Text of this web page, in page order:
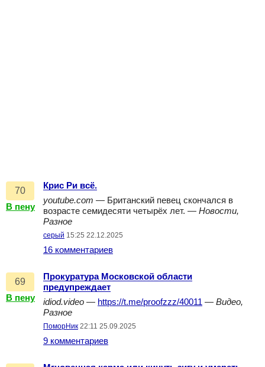
70
В пену
Крис Ри всё.
youtube.com — Британский певец скончался в
возрасте семидесяти четырёх лет. — Новости,
Разное
серый 15:25 22.12.2025
16 комментариев
69
В пену
Прокуратура Московской области
предупреждает
idiod.video — https://t.me/proofzzz/40011 — Видео,
Разное
ПоморНик 22:11 25.09.2025
9 комментариев